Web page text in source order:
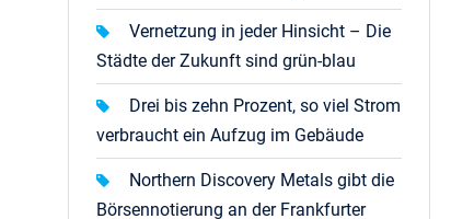
Vernetzung in jeder Hinsicht – Die
Städte der Zukunft sind grün-blau
Drei bis zehn Prozent, so viel Strom
verbraucht ein Aufzug im Gebäude
Northern Discovery Metals gibt die
Börsennotierung an der Frankfurter